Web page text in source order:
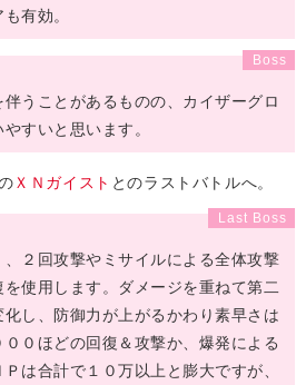
有効。
うことがあるものの、カイザーグロ
すいと思います。
ＸＮガイスト とのラストバトルへ。
２回攻撃やミサイルによる全体攻撃
使用します。ダメージを重ねて第二
し、防御力が上がるかわり素早さは
０ほどの回復＆攻撃か、爆発による
は合計で１０万以上と膨大ですが、